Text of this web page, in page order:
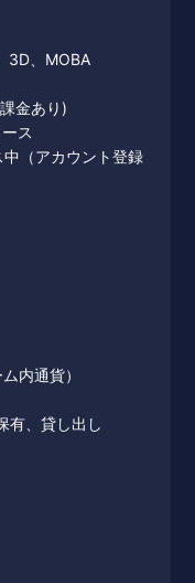
3D、MOBA
金あり)
ス
（アカウント登録
内通貨）
有、貸し出し